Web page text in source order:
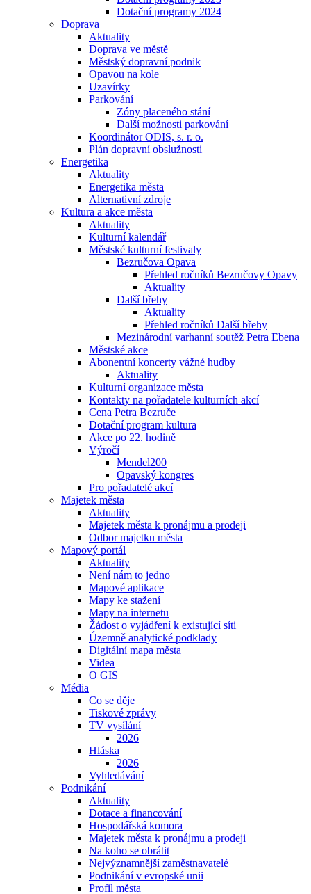
Dotační programy 2024
Doprava
Aktuality
Doprava ve městě
Městský dopravní podnik
Opavou na kole
Uzavírky
Parkování
Zóny placeného stání
Další možnosti parkování
Koordinátor ODIS, s. r. o.
Plán dopravní obslužnosti
Energetika
Aktuality
Energetika města
Alternativní zdroje
Kultura a akce města
Aktuality
Kulturní kalendář
Městské kulturní festivaly
Bezručova Opava
Přehled ročníků Bezručovy Opavy
Aktuality
Další břehy
Aktuality
Přehled ročníků Další břehy
Mezinárodní varhanní soutěž Petra Ebena
Městské akce
Abonentní koncerty vážné hudby
Aktuality
Kulturní organizace města
Kontakty na pořadatele kulturních akcí
Cena Petra Bezruče
Dotační program kultura
Akce po 22. hodině
Výročí
Mendel200
Opavský kongres
Pro pořadatelé akcí
Majetek města
Aktuality
Majetek města k pronájmu a prodeji
Odbor majetku města
Mapový portál
Aktuality
Není nám to jedno
Mapové aplikace
Mapy ke stažení
Mapy na internetu
Žádost o vyjádření k existující síti
Územně analytické podklady
Digitální mapa města
Videa
O GIS
Média
Co se děje
Tiskové zprávy
TV vysílání
2026
Hláska
2026
Vyhledávání
Podnikání
Aktuality
Dotace a financování
Hospodářská komora
Majetek města k pronájmu a prodeji
Na koho se obrátit
Nejvýznamnější zaměstnavatelé
Podnikání v evropské unii
Profil města